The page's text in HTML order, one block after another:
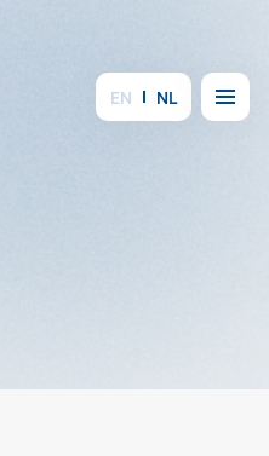
EN NL Menu